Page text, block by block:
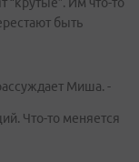
быть
Миша. -
Что-то меняется